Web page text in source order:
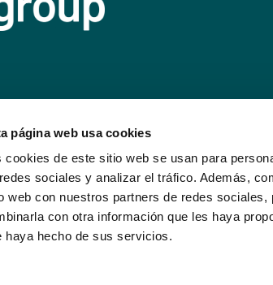
página web usa cookies
cookies de este sitio web se usan para
sociales y analizar el tráfico. Además,
web con nuestros partners de redes
con otra información que les haya
haya hecho de sus servicios.
6-1.a
Lege oharra Cookieen politika